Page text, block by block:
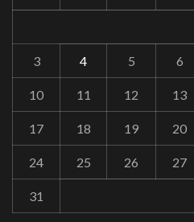
3 4 5 6
10 11 12 13
17 18 19 20
24 25 26 27
31